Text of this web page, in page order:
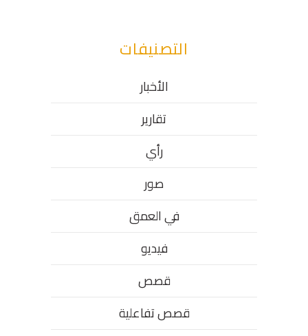
التصنيفات
الأخبار
تقارير
رأي
صور
في العمق
فيديو
قصص
قصص تفاعلية